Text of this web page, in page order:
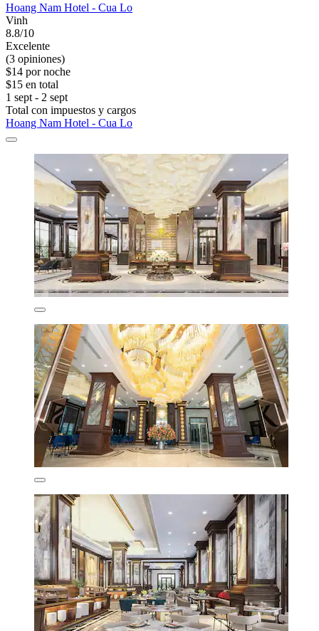
Hoang Nam Hotel - Cua Lo
Vinh
8.8/10
Excelente
(3 opiniones)
$14 por noche
$15 en total
1 sept - 2 sept
Total con impuestos y cargos
Hoang Nam Hotel - Cua Lo